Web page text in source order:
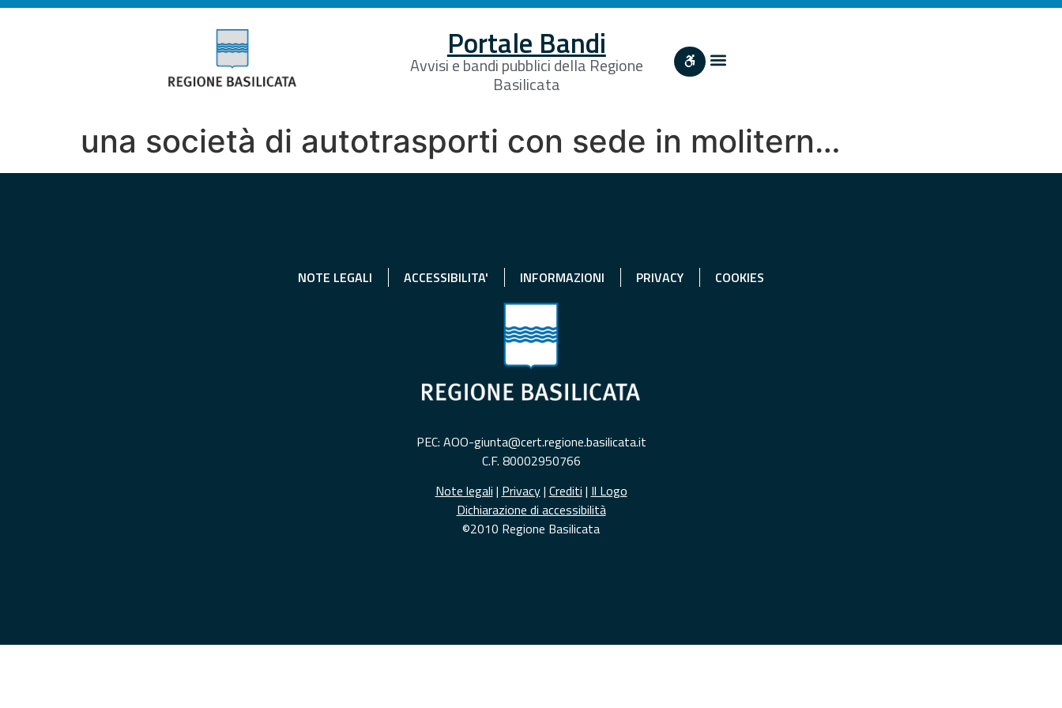
Portale Bandi
Avvisi e bandi pubblici della Regione
Basilicata
una società di autotrasporti con sede in molitern…
NOTE LEGALI ACCESSIBILITA' INFORMAZIONI PRIVACY COOKIES
PEC: AOO-giunta@cert.regione.basilicata.it
C.F. 80002950766
Note legali | Privacy| Crediti | Il Logo
Dichiarazione di accessibilità
©2010 Regione Basilicata